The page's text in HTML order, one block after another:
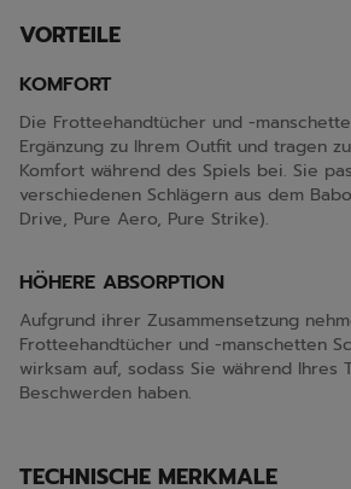
VORTEILE
KOMFORT
Die Frotteehandtücher und -
Ergänzung zu Ihrem Outfit und tragen
Komfort während des Spiels bei. Sie
verschiedenen Schlägern aus dem
Drive, Pure Aero, Pure Strike).
HÖHERE ABSORPTION
Aufgrund ihrer Zusammensetzung
Frotteehandtücher und -manschetten
wirksam auf, sodass Sie während Ihres
Beschwerden haben.
TECHNISCHE MERKMALE